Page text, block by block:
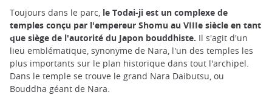
Toujours dans le parc, le Todai-ji est un complexe de
temples conçu par l'empereur Shomu au VIIIe siècle en tant
que siège de l'autorité du Japon bouddhiste. Il s'agit d'un
lieu emblématique, synonyme de Nara, l'un des temples les
plus importants sur le plan historique dans tout l'archipel.
Dans le temple se trouve le grand Nara Daibutsu, ou
Bouddha géant de Nara.